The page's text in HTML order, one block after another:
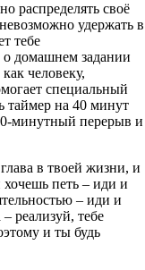
распределять своё
удержать в
тебе
домашнем задании
человеку,
специальный
таймер на 40 минут
минутный перерыв и
в твоей жизни, и
хочешь петь – иди и
– иди и
реализуй, тебе
и ты будь